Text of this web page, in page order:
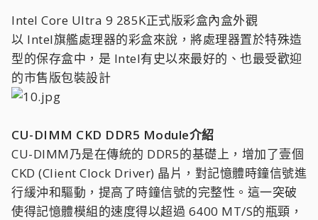
Intel Core Ultra 9 285K正式版彩盒內盒外觀
以 Intel旗艦處理器的彩盒來說，將處理器置於特殊造
型的保存盒中，是 Intel有史以來最好的、也最受歡迎
的市售版包裝設計
CU-DIMM CKD DDR5 Module介紹
CU-DIMM乃是在傳統的 DDR5的基礎上，增加了壹個
CKD (Client Clock Driver) 晶片，對記憶體時鐘信號進
行緩沖和驅動，提高了時鐘信號的完整性。這一突破
使得記憶體模組的速度得以超過 6400 MT/S的瓶頸，